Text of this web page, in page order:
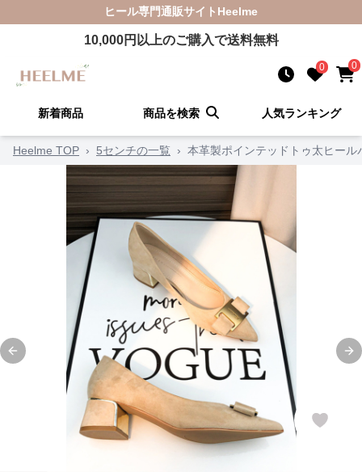
ヒール専門通販サイト Heelme
10,000円以上のご購入で送料無料
0 0
新着商品 商品を検索 人気ランキング
Heelme TOP › 5センチの一覧 › 本革製ポインテッドトゥ太ヒール
Previous slide